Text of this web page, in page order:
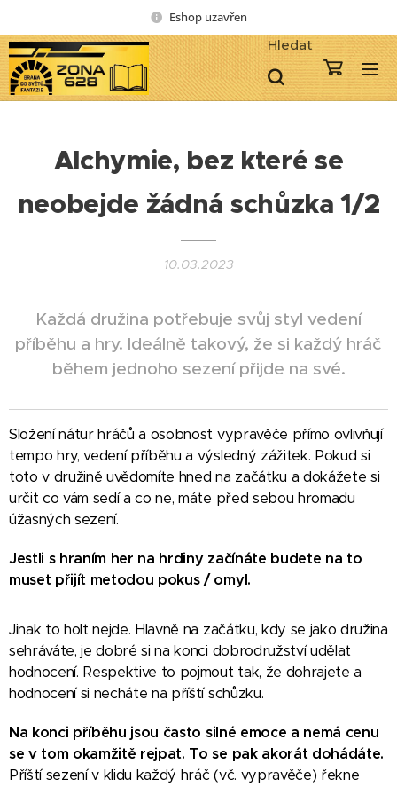
Eshop uzavřen
Hledat
Alchymie, bez které se
neobejde žádná schůzka 1/2
10.03.2023
Každá družina potřebuje svůj styl vedení
příběhu a hry. Ideálně takový, že si každý hráč
během jednoho sezení přijde na své.
Složení nátur hráčů a osobnost vypravěče přímo ovlivňují
tempo hry, vedení příběhu a výsledný zážitek. Pokud si
toto v družině uvědomíte hned na začátku a dokážete si
určit co vám sedí a co ne, máte před sebou hromadu
úžasných sezení.
Jestli s hraním her na hrdiny začínáte budete na to
muset přijít metodou pokus / omyl.
Jinak to holt nejde. Hlavně na začátku, kdy se jako družina
sehráváte, je dobré si na konci dobrodružství udělat
hodnocení. Respektive to pojmout tak, že dohrajete a
hodnocení si necháte na příští schůzku.
Na konci příběhu jsou často silné emoce a nemá cenu
se v tom okamžitě rejpat. To se pak akorát dohádáte.
Příští sezení v klidu každý hráč (vč. vypravěče) řekne